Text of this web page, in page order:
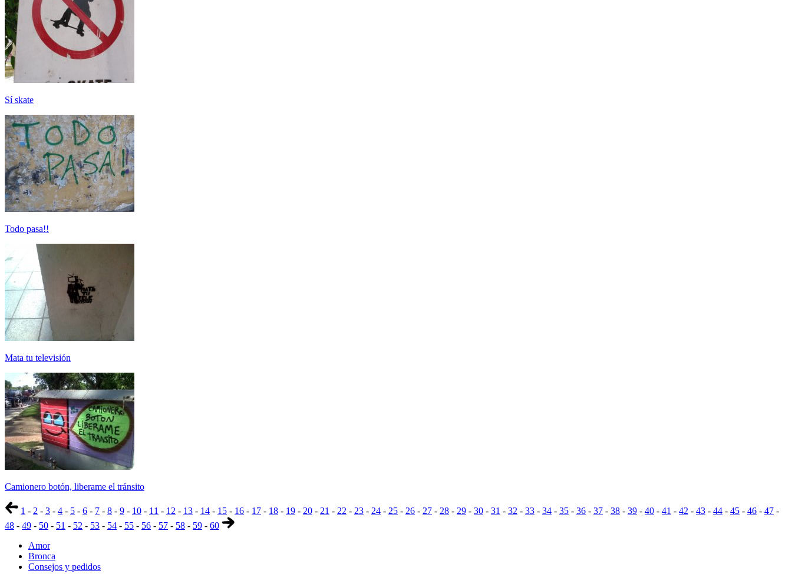
Sí skate
Todo pasa!!
Mata tu televisión
Camionero botón, liberame el tránsito
1 - 2 - 3 - 4 - 5 - 6 - 7 - 8 - 9 - 10 - 11 - 12 - 13 - 14 - 15 - 16 - 17 - 18 - 19 - 20 - 21 - 22 - 23 - 24 - 25 - 26 - 27 - 28 - 29 - 30 - 31 - 32 - 33 - 34 - 35 - 36 - 37 - 38 - 39 - 40 - 41 - 42 - 43 - 44 - 45 - 46 - 47 -
48 - 49 - 50 - 51 - 52 - 53 - 54 - 55 - 56 - 57 - 58 - 59 - 60
Amor
Bronca
Consejos y pedidos